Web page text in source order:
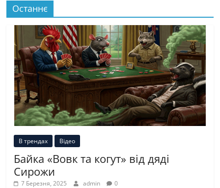
Останнє
В трендах Відео
Байка «Вовк та когут» від дяді
Сирожи
7 Березня, 2025 admin 0